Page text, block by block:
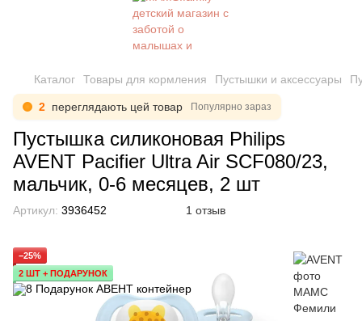
Каталог Товары для кормления Пустышки и аксессуары
3 переглядають цей товар Популярно зараз
Пустышка силиконовая Philips
AVENT Pacifier Ultra Air SCF080/23,
мальчик, 0-6 месяцев, 2 шт
Артикул: 3936452 1 отзыв
−25%
2 ШТ + ПОДАРУНОК